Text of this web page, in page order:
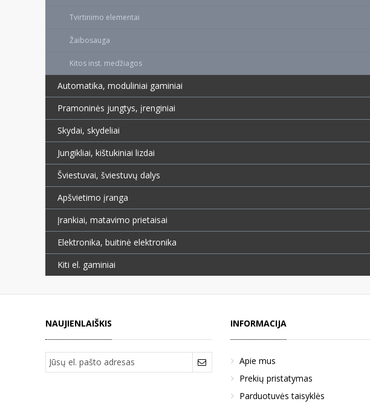
Tvirtinimo elementai
Žaibosauga
Kitos inst. medžiagos
Automatika, moduliniai gaminiai
Pramoninės jungtys, įrenginiai
Skydai, skydeliai
Jungikliai, kištukiniai lizdai
Šviestuvai, šviestuvų dalys
Apšvietimo įranga
Įrankiai, matavimo prietaisai
Elektronika, buitinė elektronika
Kiti el. gaminiai
NAUJIENLAIŠKIS INFORMACIJA
Apie mus
Prekių pristatymas
Parduotuvės taisyklės